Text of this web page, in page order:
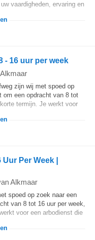
vaardigheden, ervaring en
- 16 uur per week
zijn wij met spoed op
om een opdracht van 8 tot
termijn. Je werkt voor
Per Week |
Alkmaar
spoed op zoek naar een
van 8 tot 16 uur per week,
voor een arbodienst die